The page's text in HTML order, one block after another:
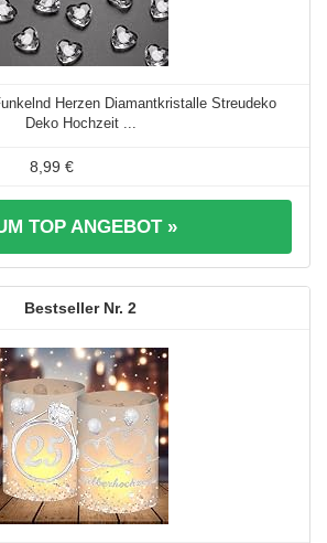
Herzen Diamantkristalle Streudeko
Deko Hochzeit ...
8,99 €
TOP ANGEBOT »
2